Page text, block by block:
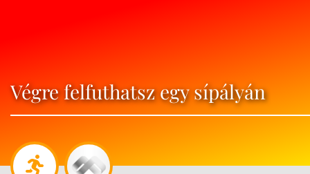
Végre felfuthatsz egy sípályán